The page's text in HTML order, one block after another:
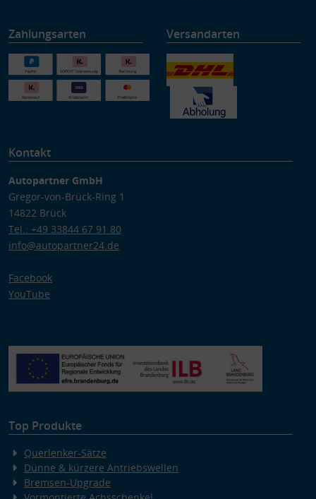
Zahlungsarten Versandarten
Kontakt
Autopartner GmbH
Gregor-von-Brück-Ring 1
14822 Brück
Tel.: +49 33844 67 91 80
info@autopartner24.de
Facebook
YouTube
Top Produkte
Querlenker-Sätze
Dünne & kürzere Antriebswellen
Bremsen-Upgrade